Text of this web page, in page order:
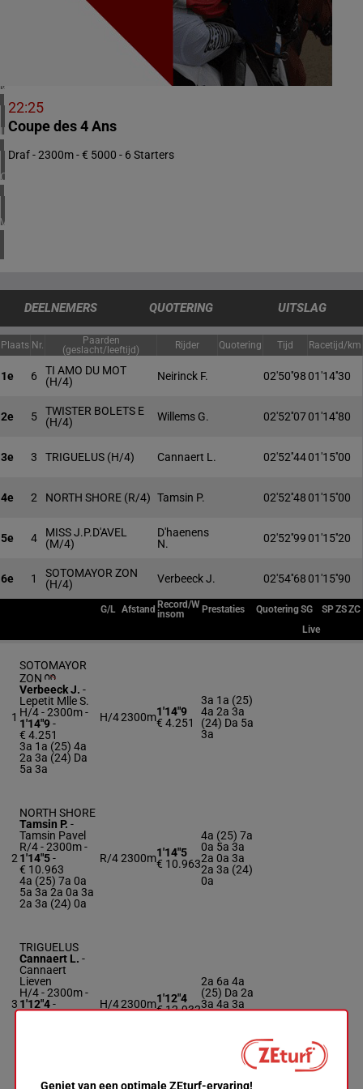
VERENIGD KONINKRIJK
4 meeting(s)
IERLAND
1 meeting(s)
CHILI
1 meeting(s)
VERENIGDE STATEN
4 meeting(s)
22:25
Coupe des 4 Ans
Draf - 2300m - € 5000 - 6 Starters
DEELNEMERS QUOTERING UITSLAG
Plaats Nr.
Paarden
(geslacht/leeftijd)
Rijder Quotering Tijd Racetijd/km
1e 6
TI AMO DU MOT
(H/4)
Neirinck F. 02'50''9801'14''30
2e 5
TWISTER BOLETS E
(H/4)
Willems G. 02'52''0701'14''80
3e 3 TRIGUELUS (H/4) Cannaert L. 02'52''4401'15''00
4e 2 NORTH SHORE (R/4) Tamsin P. 02'52''4801'15''00
5e 4
MISS J.P.D'AVEL
(M/4)
D'haenens
N.
02'52''9901'15''20
6e 1
SOTOMAYOR ZON
(H/4)
Verbeeck J. 02'54''6801'15''90
G/L Afstand Record/W
insom
Prestaties QuoteringSG SPZSZC
Live
1
SOTOMAYOR
ZON
Verbeeck J. -
Lepetit Mlle S.
H/4 - 2300m-
1'14"9-
€ 4.251
3a 1a (25) 4a
2a 3a (24) Da
5a 3a
H/42300m1'14"9
€ 4.251
3a 1a (25)
4a 2a 3a
(24) Da 5a
3a
2
NORTH SHORE
Tamsin P. -
Tamsin Pavel
R/4 - 2300m-
1'14"5-
€ 10.963
4a (25) 7a 0a
5a 3a 2a 0a 3a
2a 3a (24) 0a
R/42300m1'14"5
€ 10.963
4a (25) 7a
0a 5a 3a
2a 0a 3a
2a 3a (24)
0a
3
TRIGUELUS
Cannaert L. -
Cannaert
Lieven
H/4 - 2300m-
1'12"4-
€ 12.932
H/42300m1'12"4
€ 12.932
2a 6a 4a
(25) Da 2a
3a 4a 3a
2a 3a (24)
Geniet van een optimale ZEturf-ervaring!